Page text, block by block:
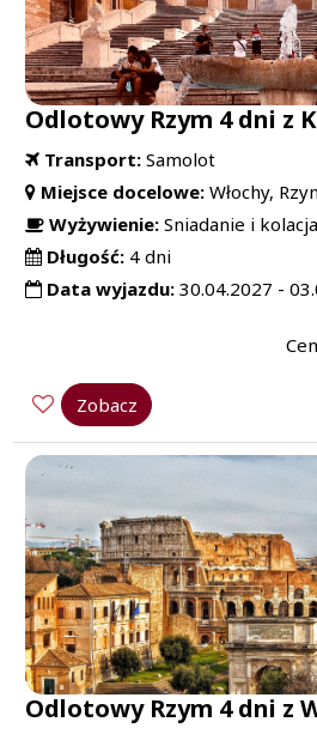
Odlotowy Rzym 4 dni z
Transport: Samolot
Miejsce docelowe: Włochy,
Wyżywienie: Sniadanie i kolacja
Długość: 4 dni
Data wyjazdu:30.04.2027 -
Zobacz
Odlotowy Rzym 4 dni z